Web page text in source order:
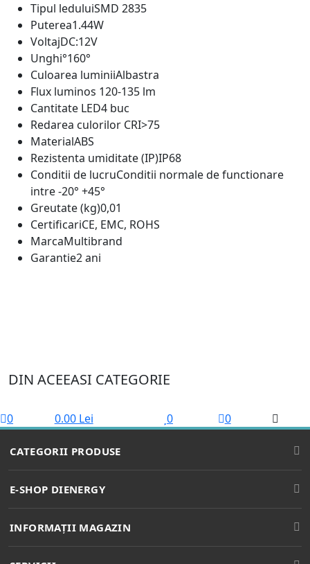
Tipul leduluiSMD 2835
Puterea1.44W
VoltajDC:12V
Unghi°160°
Culoarea luminiiAlbastra
Flux luminos 120-135 lm
Cantitate LED4 buc
Redarea culorilor CRI>75
MaterialABS
Rezistenta umiditate (IP)IP68
Conditii de lucruConditii normale de functionare
intre -20° +45°
Greutate (kg)0,01
CertificariCE, EMC, ROHS
MarcaMultibrand
Garantie2 ani
DIN ACEEASI CATEGORIE
0 0.00 Lei 0 0
CATEGORII PRODUSE
SPOTURI LED
TUBURI LED
PROIECTOARE LED
E-SHOP DIENERGY
Cum platesc?
INFORMAȚII MAGAZIN